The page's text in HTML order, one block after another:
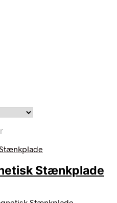
Stænkplade